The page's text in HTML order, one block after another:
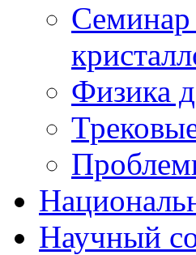
Семинар
Физика
Научный